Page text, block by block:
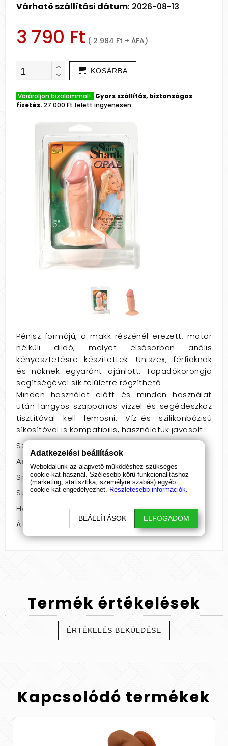
Várható szállítási dátum: 2026-08-13
3 790 Ft ( 2 984 Ft + ÁFA)
KOSÁRBA
Várároljon bizalommal! Gyors szállítás, biztonságos
fizetés. 27.000 Ft felett ingyenesen.
Pénisz formájú, a makk részénél erezett, motor
nélküli dildó, melyet elsősorban anális
kényesztetésre készítettek. Uniszex, férfiaknak
és nőknek egyaránt ajánlott. Tapadókorongja
segítségével sík felületre rögzíthető.
Minden használat előtt és minden használat
után langyos szappanos vízzel és segédeszköz
tisztítóval kell lemosni. Víz-és szilikonbázisú
síkosítóval is kompatibilis, használatuk javasolt.
Szín: Testszínű
Anyag: PVC
Speciális jellemző: letapasztható
Speciális jellemző: vízálló
Hossz: 11 - 15
Átmérő: 3 - 3,4
Termék értékelések
ÉRTÉKELÉS BEKÜLDÉSE
Kapcsolódó termékek
Adatkezelési beállítások
Weboldalunk az alapvető működéshez szükséges
cookie-kat használ. Szélesebb körű funkcionalitáshoz
(marketing, statisztika, személyre szabás) egyéb
cookie-kat engedélyezhet. Részletesebb információk.
BEÁLLÍTÁSOK ELFOGADOM